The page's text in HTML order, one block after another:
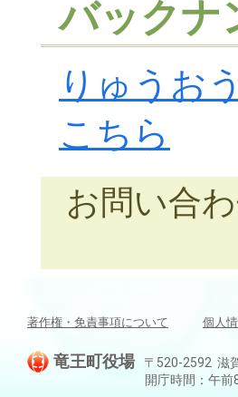
バックナ
りゅうお
こちら
お問い合
著作権・免責事項について 個人
竜王町役場
〒520-2592 滋
開庁時間：午